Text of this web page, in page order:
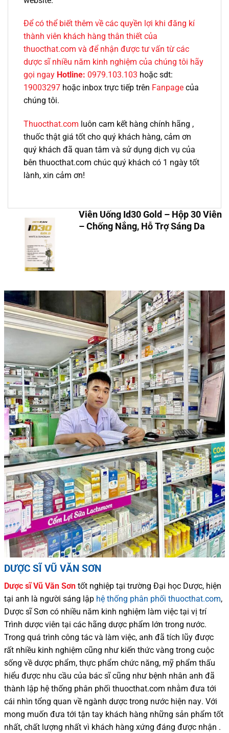
Để có thể biết thêm về các quyền lợi khi đăng kí
thành viên khách hàng thân thiết của
thuocthat.com và để nhận được tư vấn từ các
dược sĩ nhiều năm kinh nghiệm của chúng tôi hãy
gọi ngay Hotline: 0979.103.103 hoặc sdt:
19003297 hoặc inbox trực tiếp trên Fanpage của
chúng tôi.
Thuocthat.com luôn cam kết hàng chính hãng ,
thuốc thật giá tốt cho quý khách hàng, cảm ơn
quý khách đã quan tâm và sử dụng dịch vụ của
bên thuocthat.com chúc quý khách có 1 ngày tốt
lành, xin cảm ơn!
Viên Uống Id30 Gold – Hộp 30 Viên
– Chống Nắng, Hỗ Trợ Sáng Da
DƯỢC SĨ VŨ VĂN SƠN
Dược sĩVũ Văn Sơn tốt nghiệp tại trường Đại học Dược, hiện
tại anh là người sáng lập hệ thống phân phối thuocthat.com,
Dược sĩSơn có nhiều năm kinh nghiệm làm việc tại vị trí
Trình dược viên tại các hãng dược phẩm lớn trong nước.
Trong quá trình công tác và làm việc, anh đã tích lũy được
rất nhiều kinh nghiệm cũng như kiến thức vàng trong cuộc
sống về dược phẩm, thực phẩm chức năng, mỹ phẩm thấu
hiểu được nhu cầu của bác sĩcũng như bệnh nhân anh đã
thành lập hệ thống phân phối thuocthat.com nhằm đưa tới
cái nhìn tổng quan về ngành dược trong nước hiện nay. Với
mong muốn đưa tới tận tay khách hàng những sản phẩm tốt
nhất, chất lượng nhất vì khách hàng xứng đáng được nhận .